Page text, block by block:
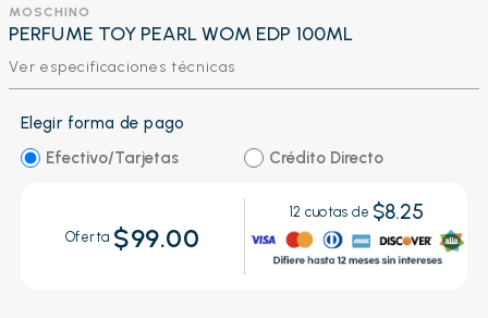
MOSCHINO
PERFUME TOY PEARL WOM EDP 100ML
Ver especificaciones técnicas
Elegir forma de pago
Efectivo/Tarjetas
Crédito Directo
Oferta $99.00
12 cuotas de $8.25